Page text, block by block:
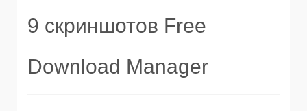
9 скриншотов Free
Download Manager